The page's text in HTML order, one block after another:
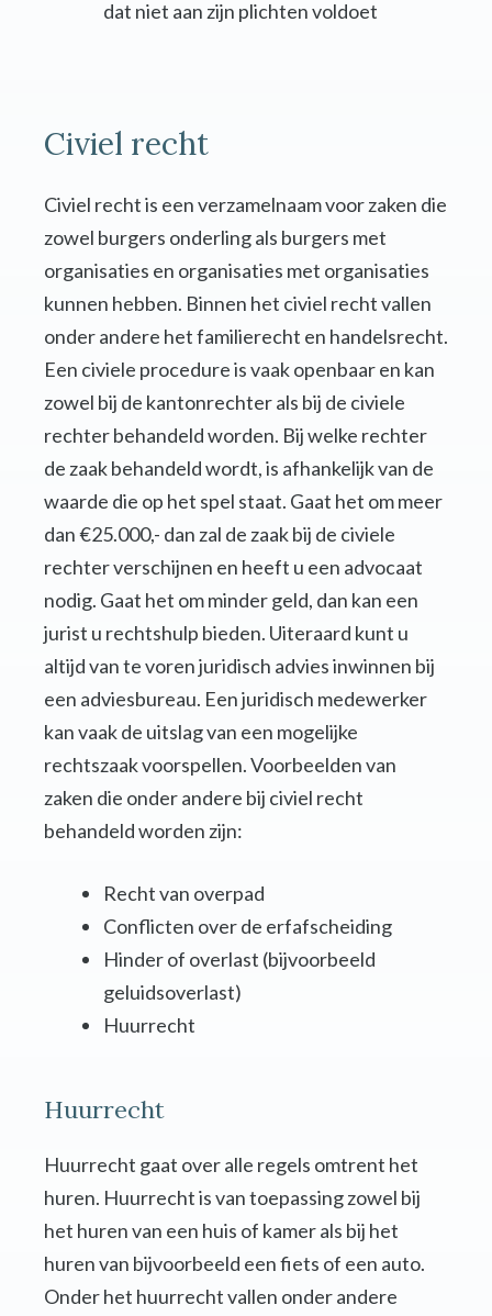
dat niet aan zijn plichten voldoet
Civiel recht
Civiel recht is een verzamelnaam voor zaken die
zowel burgers onderling als burgers met
organisaties en organisaties met organisaties
kunnen hebben. Binnen het civiel recht vallen
onder andere het familierecht en handelsrecht.
Een civiele procedure is vaak openbaar en kan
zowel bij de kantonrechter als bij de civiele
rechter behandeld worden. Bij welke rechter
de zaak behandeld wordt, is afhankelijk van de
waarde die op het spel staat. Gaat het om meer
dan €25.000,- dan zal de zaak bij de civiele
rechter verschijnen en heeft u een advocaat
nodig. Gaat het om minder geld, dan kan een
jurist u rechtshulp bieden. Uiteraard kunt u
altijd van te voren juridisch advies inwinnen bij
een adviesbureau. Een juridisch medewerker
kan vaak de uitslag van een mogelijke
rechtszaak voorspellen. Voorbeelden van
zaken die onder andere bij civiel recht
behandeld worden zijn:
Recht van overpad
Conflicten over de erfafscheiding
Hinder of overlast (bijvoorbeeld
geluidsoverlast)
Huurrecht
Huurrecht
Huurrecht gaat over alle regels omtrent het
huren. Huurrecht is van toepassing zowel bij
het huren van een huis of kamer als bij het
huren van bijvoorbeeld een fiets of een auto.
Onder het huurrecht vallen onder andere